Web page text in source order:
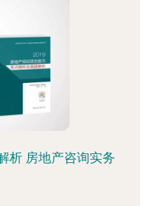
析 房地产咨询实务